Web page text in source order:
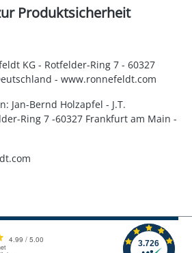
Produktsicherheit
KG - Rotfelder-Ring 7 - 60327
- www.ronnefeldt.com
Jan-Bernd Holzapfel - J.T.
Ring 7 -60327 Frankfurt am Main -